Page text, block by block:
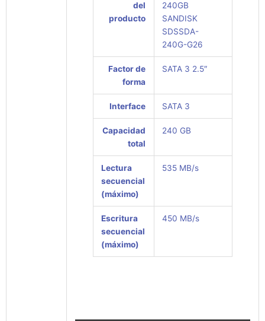
del
producto
240GB
SANDISK
SDSSDA-
240G-G26
Factor de
forma
SATA 3 2.5″
Interface SATA 3
Capacidad
total
240 GB
Lectura
secuencial
(máximo)
535 MB/s
Escritura
secuencial
(máximo)
450 MB/s